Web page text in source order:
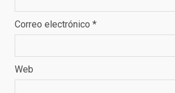
Correo electrónico *
Web